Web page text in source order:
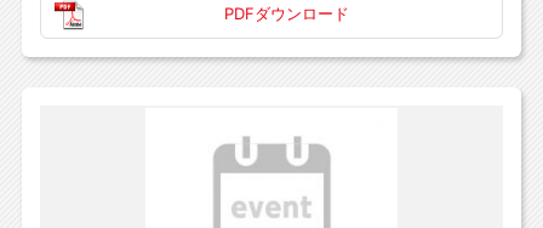
PDFダウンロード